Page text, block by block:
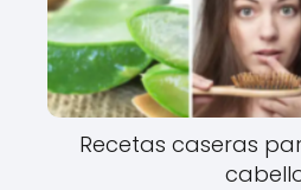
Recetas caseras